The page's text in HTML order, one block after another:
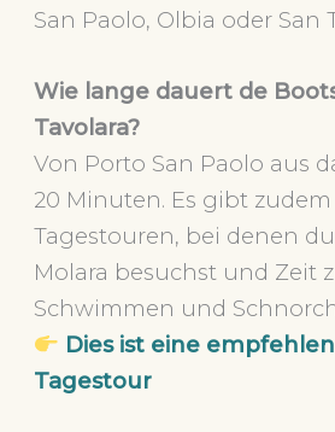
San Paolo, Olbia oder San
Wie lange dauert de
Tavolara?
Von Porto San Paolo aus
20 Minuten. Es gibt
Tagestouren, bei denen
Molara besuchst und Zeit
Schwimmen und
Dies ist eine
Tagestour